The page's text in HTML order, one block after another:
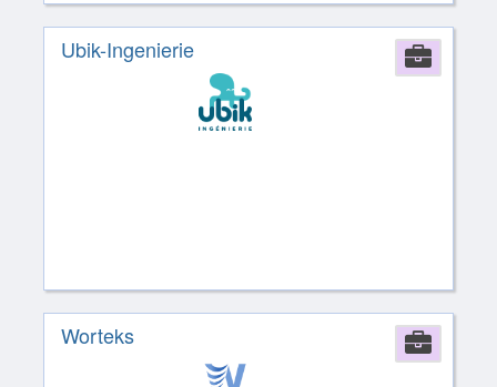
Ubik-Ingenierie
Worteks